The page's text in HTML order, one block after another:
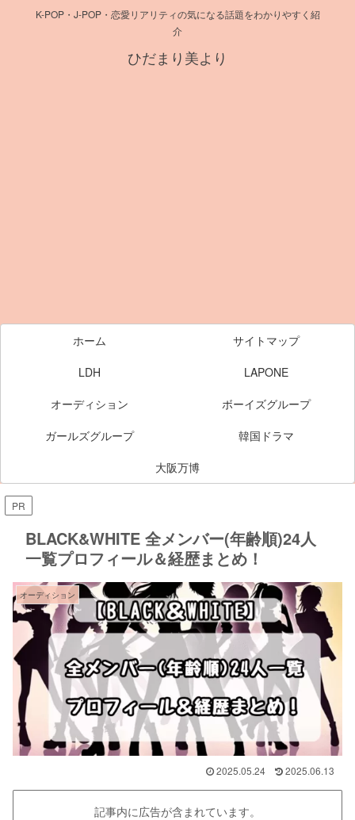
K-POP・J-POP・恋愛リアリティの気になる話題をわかりやすく紹
介
ひだまり美より
ホーム
サイトマップ
LDH
LAPONE
オーディション
ボーイズグループ
ガールズグループ
韓国ドラマ
大阪万博
PR
BLACK&WHITE 全メンバー(年齢順)24人
一覧プロフィール＆経歴まとめ！
オーディション
2025.05.24 2025.06.13
記事内に広告が含まれています。